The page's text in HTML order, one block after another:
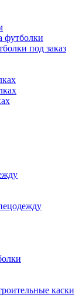
футболки
под заказ
каски